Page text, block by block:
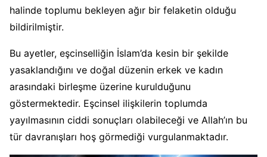
halinde toplumu bekleyen ağır bir felaketin olduğu
bildirilmiştir.
Bu ayetler, eşcinselliğin İslam’da kesin bir şekilde
yasaklandığını ve doğal düzenin erkek ve kadın
arasındaki birleşme üzerine kurulduğunu
göstermektedir. Eşcinsel ilişkilerin toplumda
yayılmasının ciddi sonuçları olabileceği ve Allah’ın bu
tür davranışları hoş görmediği vurgulanmaktadır.